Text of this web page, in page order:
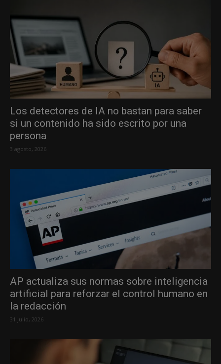
Los detectores de IA no bastan para saber
si un contenido ha sido escrito por una
persona
3 agosto, 2026
AP actualiza sus normas sobre inteligencia
artificial para reforzar el control humano en
la redacción
31 julio, 2026